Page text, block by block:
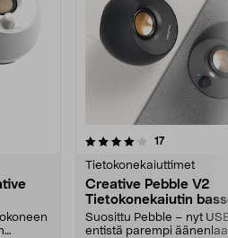
17arvostelut
Tietokonekaiuttimet
Creative Pebble V2
Tietokonekaiutin
USB-C
Suosittu Pebble – nyt
entistä parempi
4.0 viidestä